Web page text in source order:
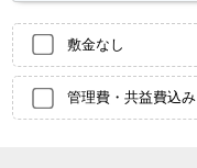
敷金なし
管理費・共益費込み